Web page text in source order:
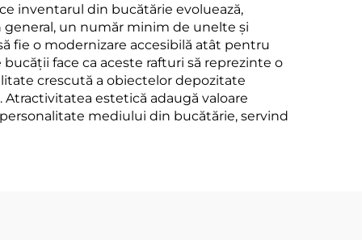
inventarul din bucătărie evoluează,
un număr minim de unelte și
fie o modernizare accesibilă atât pentru
face ca aceste rafturi să reprezinte o
crescută a obiectelor depozitate
estetică adaugă valoare
mediului din bucătărie, servind